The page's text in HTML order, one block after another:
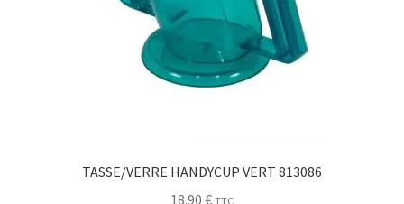
TASSE/VERRE HANDYCUP VERT 813086
18.90 € TTC